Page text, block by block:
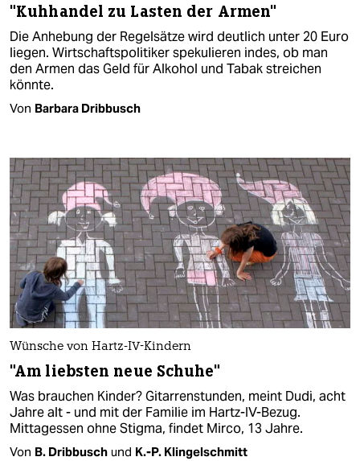
"Kuhhandel zu Lasten der Armen"
Die Anhebung der Regelsätze wird deutlich unter 20 Euro
liegen. Wirtschaftspolitiker spekulieren indes, ob man
den Armen das Geld für Alkohol und Tabak streichen
könnte.
Von Barbara Dribbusch
Wünsche von Hartz-IV-Kindern
"Am liebsten neue Schuhe"
Was brauchen Kinder? Gitarrenstunden, meint Dudi, acht
Jahre alt - und mit der Familie im Hartz-IV-Bezug.
Mittagessen ohne Stigma, findet Mirco, 13 Jahre.
Von B. Dribbusch und K.-P. Klingelschmitt